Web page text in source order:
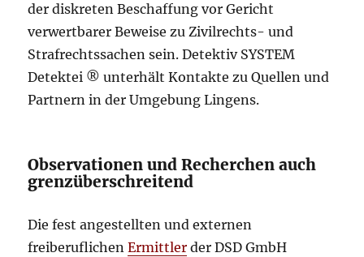
der diskreten Beschaffung vor Gericht
verwertbarer Beweise zu Zivilrechts- und
Strafrechtssachen sein. Detektiv SYSTEM
Detektei ® unterhält Kontakte zu Quellen und
Partnern in der Umgebung Lingens.
Observationen und Recherchen auch
grenzüberschreitend
Die fest angestellten und externen
freiberuflichenErmittler der DSD GmbH